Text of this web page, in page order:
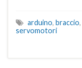
arduino, braccio,
servomotori